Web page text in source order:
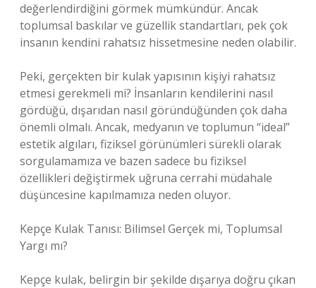
değerlendirdiğini görmek mümkündür. Ancak
toplumsal baskılar ve güzellik standartları, pek çok
insanın kendini rahatsız hissetmesine neden olabilir.
Peki, gerçekten bir kulak yapısının kişiyi rahatsız
etmesi gerekmeli mi? İnsanların kendilerini nasıl
gördüğü, dışarıdan nasıl göründüğünden çok daha
önemli olmalı. Ancak, medyanın ve toplumun “ideal”
estetik algıları, fiziksel görünümleri sürekli olarak
sorgulamamıza ve bazen sadece bu fiziksel
özellikleri değiştirmek uğruna cerrahi müdahale
düşüncesine kapılmamıza neden oluyor.
Kepçe Kulak Tanısı: Bilimsel Gerçek mi, Toplumsal
Yargı mı?
Kepçe kulak, belirgin bir şekilde dışarıya doğru çıkan